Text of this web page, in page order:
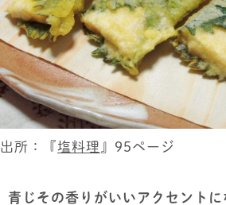
出所：『塩料理 』95ページ
青じその香りがいいアクセントに